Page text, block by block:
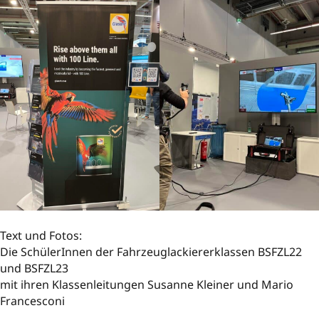
Text und Fotos:
Die SchülerInnen der Fahrzeuglackiererklassen BSFZL22
und BSFZL23
mit ihren Klassenleitungen Susanne Kleiner und Mario
Francesconi